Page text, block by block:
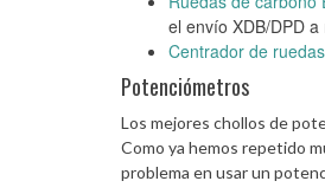
el envío XDB/DPD
Centrador de
Potenciómetros
Los mejores chollos de
Como ya hemos repetido
problema en usar un